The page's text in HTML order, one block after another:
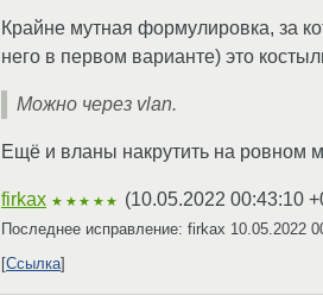
Крайне мутная формулировка, за
него в первом варианте) это
Можно через vlan.
Ещё и вланы накрутить на ровном
firkax ★★★★★ (10.05.2022 00:43:10
Последнее исправление: firkax 10.05.2022
Ссылка